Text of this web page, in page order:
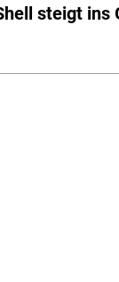
steigt ins